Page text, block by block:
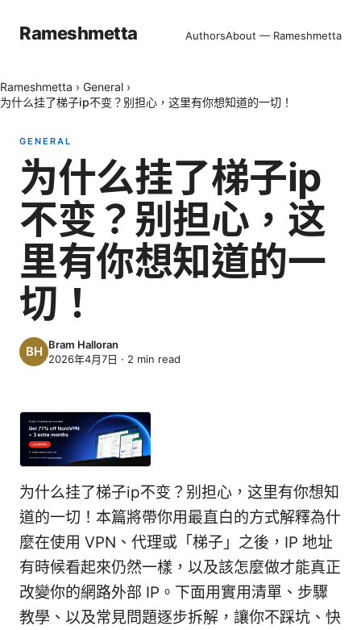
Rameshmetta AuthorsAbout — Rameshmetta
Rameshmetta › General ›
为什么挂了梯子ip不变？别担心，这里有你想知道的一切！
GENERAL
为什么挂了梯子ip
不变？别担心，这
里有你想知道的一
切！
Bram Halloran
2026年4月7日 · 2 min read
为什么挂了梯子ip不变？别担心，这里有你想知
道的一切！本篇將帶你用最直白的方式解釋為什
麼在使用 VPN、代理或「梯子」之後，IP 地址
有時候看起來仍然一樣，以及該怎麼做才能真正
改變你的網路外部 IP。下面用實用清單、步驟
教學、以及常見問題逐步拆解，讓你不踩坑、快